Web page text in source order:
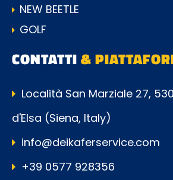
NEW BEETLE
GOLF
CONTATTI&
Località San Marziale 27,
d'Elsa (Siena, Italy)
info@deikaferservice.com
+39 0577 928356